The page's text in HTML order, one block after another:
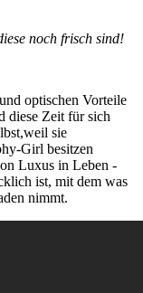
noch frisch sind!
optischen Vorteile
diese Zeit für sich
sie
Girl besitzen
Luxus in Leben -
ist, mit dem was
nimmt.